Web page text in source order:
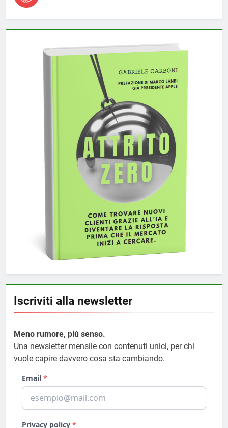
Iscriviti alla newsletter
Meno rumore, più senso.
Una newsletter mensile con contenuti unici, per chi
vuole capire davvero cosa sta cambiando.